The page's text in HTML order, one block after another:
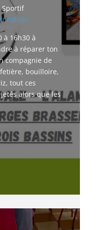
Sportif
à 16h30 à
à réparer ton
compagnie de
bouilloire,
tout ces
alors que les